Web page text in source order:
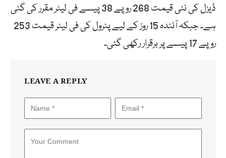
ڈیزل کی نئی قیمت 268 روپے 38 پیسے فی لیٹر مقرر کی گئی
ہے۔ جبکہ آئندہ 15 روز کے لیے پٹرول کی فی لیٹر قیمت 253
روپے 17 پیسے پر برقرار رکھی گئی۔
LEAVE A REPLY